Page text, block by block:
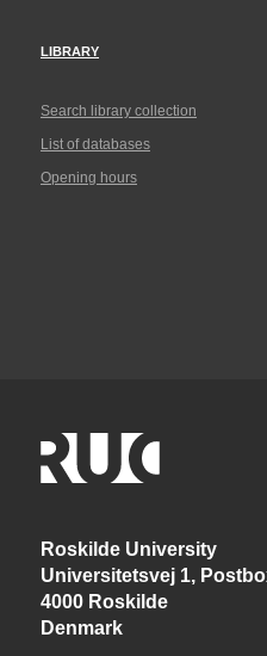
LIBRARY
Search library collection
List of databases
Opening hours
Roskilde University
Universitetsvej 1,
4000 Roskilde
Denmark